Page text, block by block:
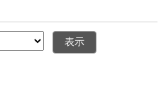
表示